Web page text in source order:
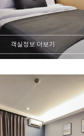
객실정보 더보기